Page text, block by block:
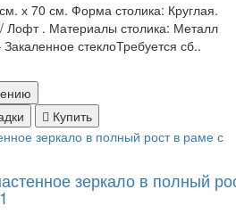
х 70 см. Форма столика: Круглая.
Лофт . Материалы столика: Металл
стеклоТребуется сб..
Купить
зеркало в полный